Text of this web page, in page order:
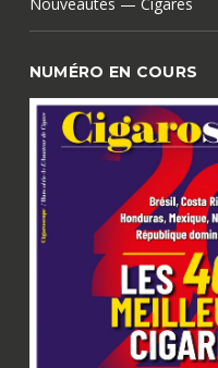
Nouveautés — Cigares
NUMÉRO EN COURS